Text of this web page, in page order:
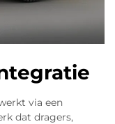
via een
dat dragers,